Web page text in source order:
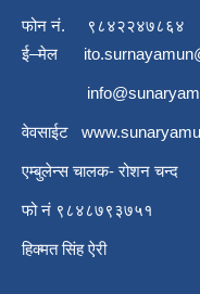
फोन नं.
९८४२२४७८६४
ई–मेल
वेवसाईट www.
एम्बुलेन्स चालक- रोशन चन्द
फो नं ९८४८७९३७५१
हिक्मत सिंह ऐरी